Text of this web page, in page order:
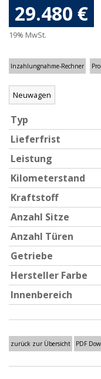
29.480 €
19% MwSt.
Inzahlungnahme-Rechner
Neuwagen
Typ
Lieferfrist
Leistung
Kilometerstand
Kraftstoff
Anzahl Sitze
Anzahl Türen
Getriebe
Hersteller Farbe
Innenbereich
zurück zur Übersicht PDF